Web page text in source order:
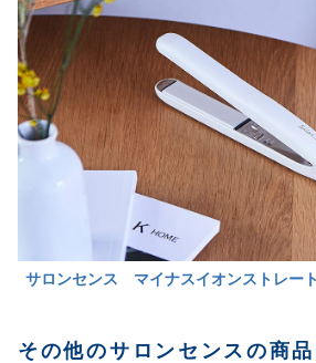
サロンセンス マイナスイオンストレ
その他のサロンセンスの商